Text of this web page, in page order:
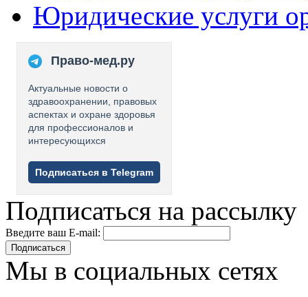
Юридические услуги
Право-мед.ру
Актуальные новости о
здравоохранении, правовых
аспектах и охране здоровья
для профессионалов и
интересующихся
Подписаться в Telegram
Подписаться на рассылку
Введите ваш E-mail:
Подписаться
Мы в социальных сетях